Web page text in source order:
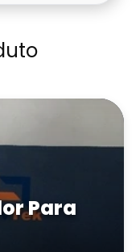
Para
Sp
Para Caixas
Para